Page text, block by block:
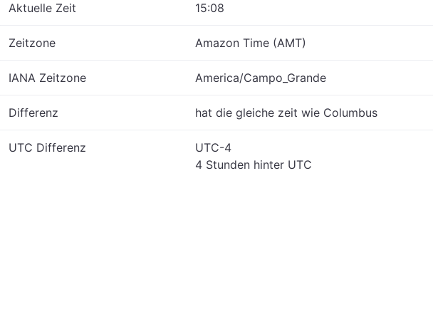
Aktuelle Zeit 15:08
Zeitzone Amazon Time (AMT)
IANA Zeitzone America/Campo_Grande
Differenz hat die gleiche zeit wie Columbus
UTC Differenz
UTC-4
4 Stunden hinter UTC